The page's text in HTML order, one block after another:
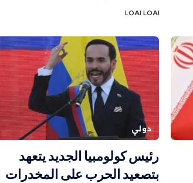
LOAI LOAI
دولي
رئيس كولومبيا الجديد يتعهد
بتصعيد الحرب على المخدرات